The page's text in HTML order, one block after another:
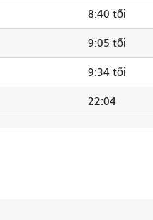
8:40 tối
9:05 tối
9:34 tối
22:04